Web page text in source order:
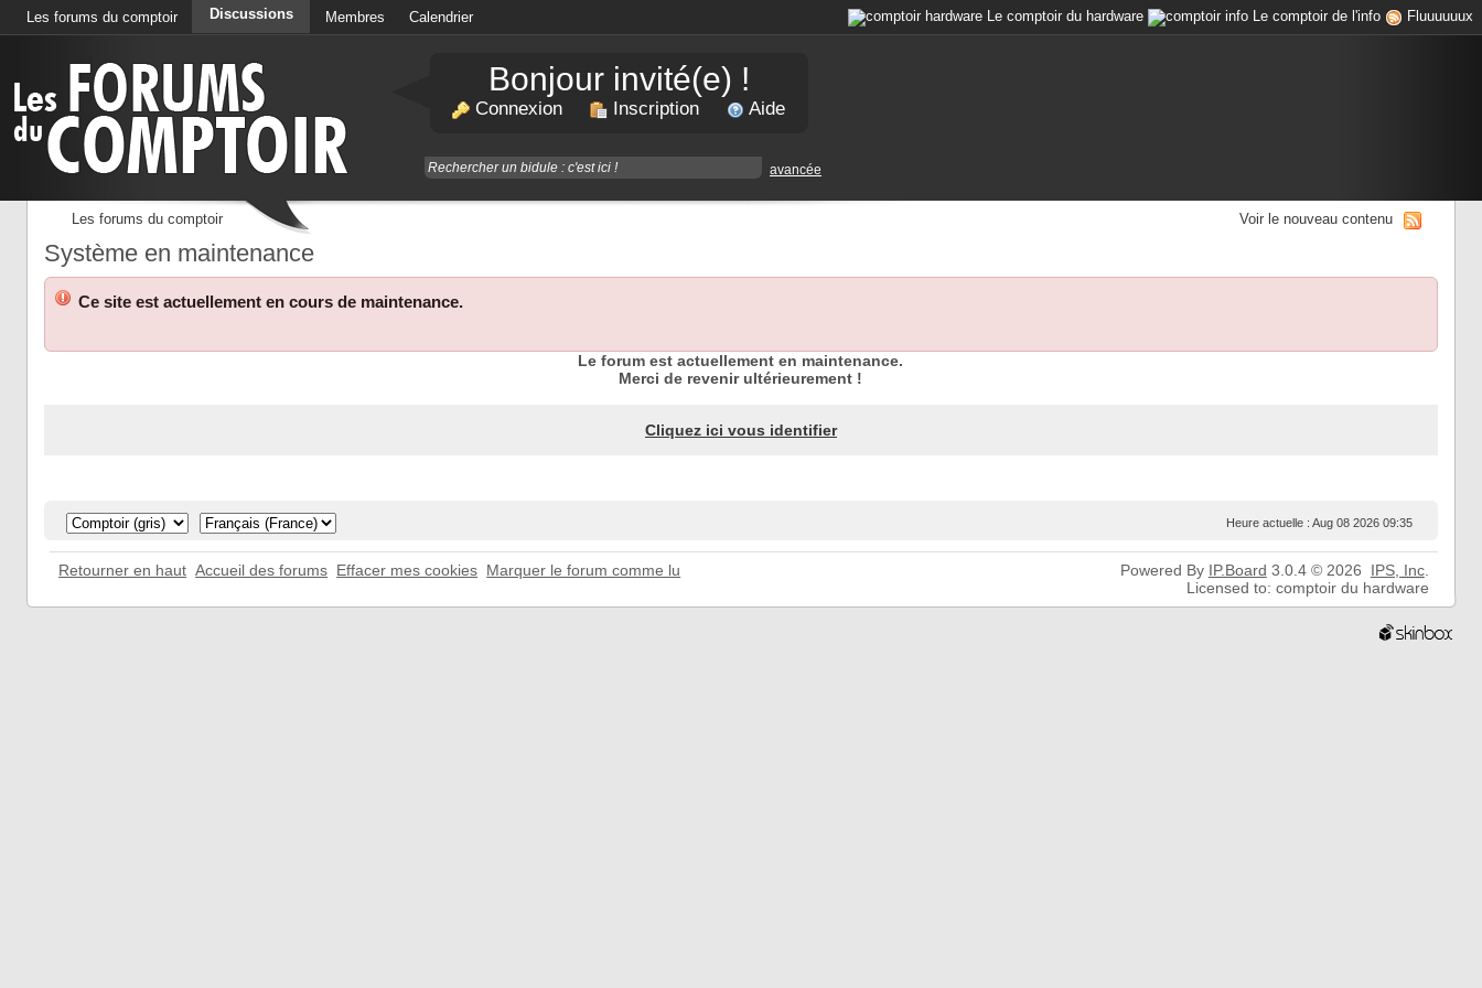
Les forums du comptoir Discussions Membres Calendrier Le comptoir du hardware Le comptoir de l'info Fluuuuuux
Bonjour invité(e) !
Connexion Inscription Aide
avancée
Les forums du comptoir Voir le nouveau contenu
Système en maintenance
Ce site est actuellement en cours de maintenance.
Le forum est actuellement en maintenance.
Merci de revenir ultérieurement !
Cliquez ici vous identifier
Heure actuelle : Aug 08 2026 09:35
Retourner en haut Accueil des forums Effacer mes cookies Marquer le forum comme lu Powered By IP.Board 3.0.4 © 2026 IPS, Inc.
Licensed to: comptoir du hardware